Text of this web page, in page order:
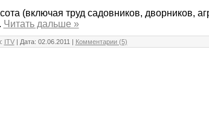
(включая труд садовников, дворников,
Читать дальше »
ITV| Дата: 02.06.2011 | Комментарии (5)